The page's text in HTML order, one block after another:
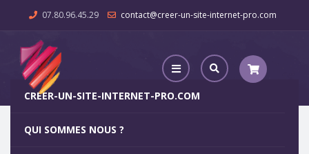
07.80.96.45.29 contact@creer-un-site-internet-pro.com
CREER-UN-SITE-INTERNET-PRO.COM
QUI SOMMES NOUS ?Agence Web Créchets